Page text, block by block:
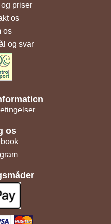
og priser
os
os
og svar
os